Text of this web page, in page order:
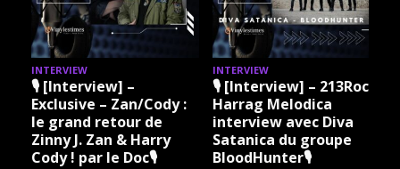
INTERVIEW
🎙 [Interview] –
Exclusive – Zan/Cody :
le grand retour de
Zinny J. Zan & Harry
Cody ! par le Doc🎙
INTERVIEW
🎙 [Interview] – 213Rock
Harrag Melodica
interview avec Diva
Satanica du groupe
BloodHunter🎙